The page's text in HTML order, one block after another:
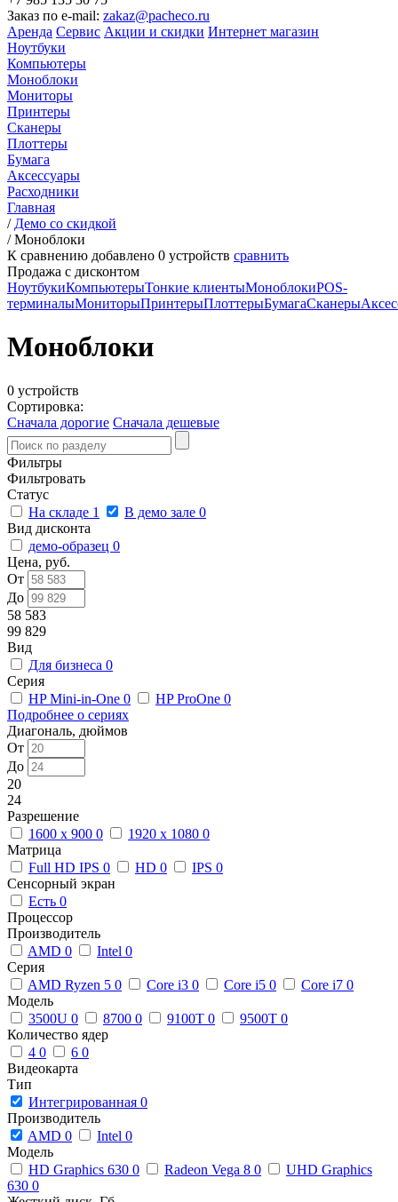
Заказ по e-mail: zakaz@pacheco.ru
Аренда Сервис Акции и скидки Интернет магазин
Ноутбуки
Компьютеры
Моноблоки
Мониторы
Принтеры
Сканеры
Плоттеры
Бумага
Аксессуары
Расходники
Главная
/ Демо со скидкой
/Моноблоки
К сравнению добавлено 0 устройств сравнить
Продажа с дисконтом
НоутбукиКомпьютерыТонкие клиентыМоноблокиPOS-
терминалыМониторыПринтерыПлоттерыБумагаСканеры
Моноблоки
0 устройств
Сортировка:
Сначала дорогие Сначала дешевые
Фильтры
Фильтровать
Статус
На складе 1 В демо зале 0
Вид дисконта
демо-образец 0
Цена, руб.
От
До
58 583
99 829
Вид
Для бизнеса 0
Серия
HP Mini-in-One 0 HP ProOne 0
Подробнее о сериях
Диагональ, дюймов
От
До
20
24
Разрешение
1600 x 900 0 1920 x 1080 0
Матрица
Full HD IPS 0 HD 0 IPS 0
Сенсорный экран
Есть 0
Процессор
Производитель
AMD 0 Intel 0
Серия
AMD Ryzen 5 0 Core i3 0 Core i5 0 Core i7 0
Модель
3500U 0 8700 0 9100T 0 9500T 0
Количество ядер
4 0 6 0
Видеокарта
Тип
Интегрированная 0
Производитель
AMD 0 Intel 0
Модель
HD Graphics 630 0 Radeon Vega 8 0
UHD Graphics
630 0